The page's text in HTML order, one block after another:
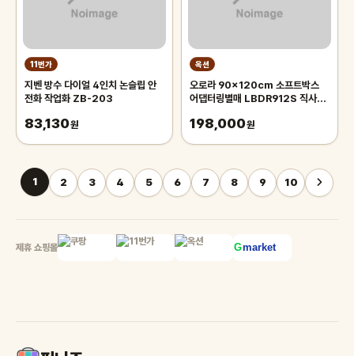
11번가
지벤 방수 다이얼 4인치 논슬립 안
전화 작업화 ZB-203
83,130원
옥션
오로라 90x120cm 소프트박스
어댑터링별매 LBDR912S 직사각
오로라 90x120
198,000원
1 2 3 4 5 6 7 8 9 10
제휴 쇼핑몰